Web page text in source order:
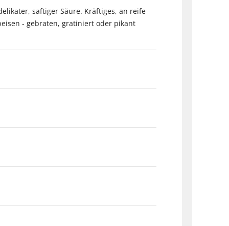
saftiger Säure. Kräftiges, an reife
- gebraten, gratiniert oder pikant